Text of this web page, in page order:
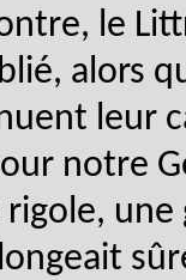
le
alors
leur
notre